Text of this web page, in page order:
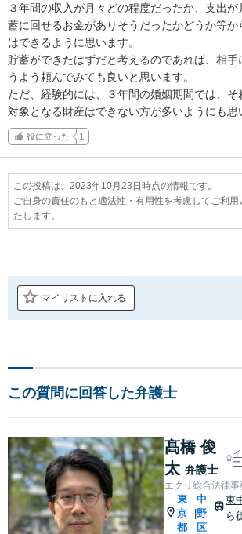
３年間の収入が月々どの程度だったか、支出
蓄に回せるお金がありそうだったかどうか等か
はできるように思います。
貯蓄ができたはずだと考えるのであれば、相手
うよう頼んでみても良いと思います。
ただ、経験的には、３年間の婚姻期間では、
対象となる財産はできない方が多いようにも思
役に立った 1
この投稿は、2023年10月23日時点の情報です。
ご自身の責任のもと適法性・有用性を考慮してご利
たします。
マイリストに入れる
この質問に回答した弁護士
髙橋 俊
太 弁護士
エクリ総合法律事
東
京
都
中
野
区
東
ら